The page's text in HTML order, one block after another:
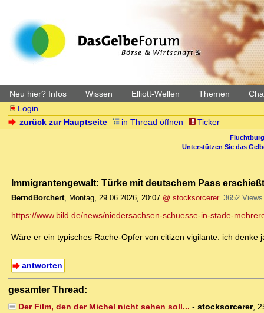
Neu hier? Infos Wissen Elliott-Wellen Themen
Login
zurück zur Hauptseite
in Thread öffnen Ticker
Unterstützen Sie das
Immigrantengewalt: Türke mit deutschem Pass
BerndBorchert, Montag, 29.06.2026, 20:07 @ stocksorcerer 3652 Views
https://www.bild.de/news/niedersachsen-schuesse-in-stade-
Wäre er ein typisches Rache-Opfer von citizen vigilante: ich denke
antworten
gesamter Thread:
Der Film, den der Michel nicht sehen soll... - stocksorcerer,